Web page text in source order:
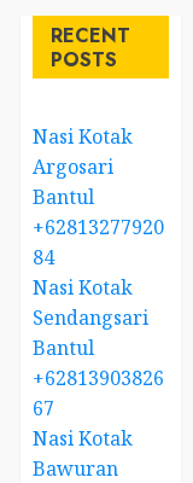
RECENT
POSTS
Nasi Kotak
Argosari
Bantul
+62813277920
84
Nasi Kotak
Sendangsari
Bantul
+62813903826
67
Nasi Kotak
Bawuran